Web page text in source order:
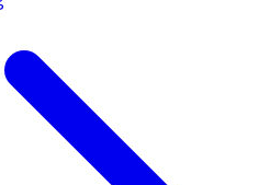
med läkare eller
utom räckhåll för barn.